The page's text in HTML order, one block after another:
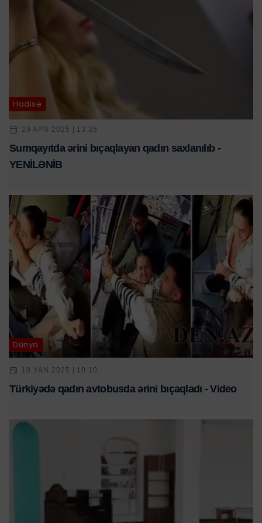
Hadisə
29 APR 2025 | 13:35
Sumqayıtda ərini bıçaqlayan qadın saxlanılıb -
YENİLƏNİB
Dünya
10 YAN 2025 | 10:10
Türkiyədə qadın avtobusda ərini bıçaqladı - Video